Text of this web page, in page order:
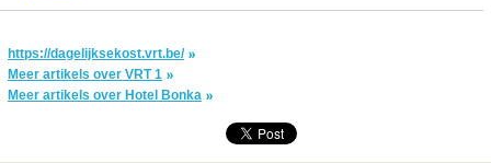
https://dagelijksekost.vrt.be/
Meer artikels over VRT 1
Meer artikels over Hotel Bonka